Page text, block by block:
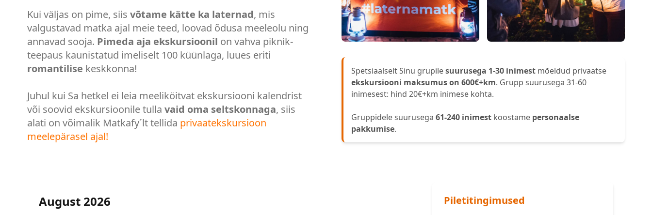
Kui väljas on pime, siis võtame kätte ka laternad, mis
valgustavad matka ajal meie teed, loovad õdusa meeleolu ning
annavad sooja. Pimeda aja ekskursioonil on vahva piknik-
teepaus kaunistatud imeliselt 100 küünlaga, luues eriti
romantilise keskkonna!
Juhul kui Sa hetkel ei leia meeliköitvat ekskursiooni kalendrist
või soovid ekskursioonile tulla vaid oma seltskonnaga, siis
alati on võimalik Matkafy´lt tellida privaatekskursioon
meelepärasel ajal!
Spetsiaalselt Sinu grupilesuurusega 1-30 inimest mõeldud privaatse
ekskursiooni maksumus on 600€+km. Grupp suurusega 31-60
inimesest: hind 20€+km inimese kohta.
Gruppidele suurusega 61-240 inimest koostame personaalse
pakkumise.
August 2026 Piletitingimused